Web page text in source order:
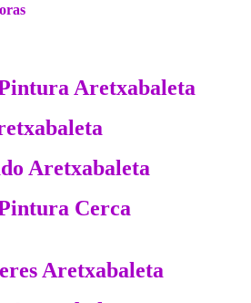
Aretxabaleta
Aretxabaleta
Cerca
Aretxabaleta